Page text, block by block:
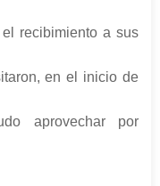
recibimiento a sus
en el inicio de
aprovechar por